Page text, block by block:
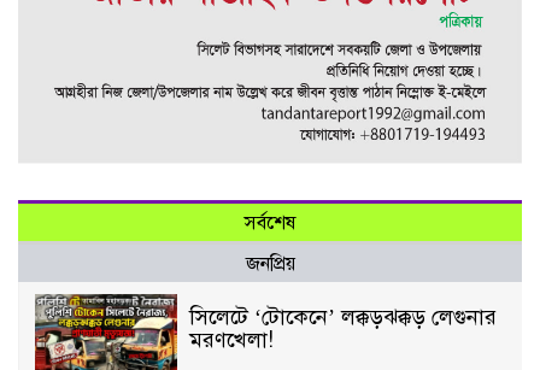
সর্বশেষ
জনপ্রিয়
সিলেটে ‘টোকেনে’ লক্কড়ঝক্কড় লেগুনার
মরণখেলা!